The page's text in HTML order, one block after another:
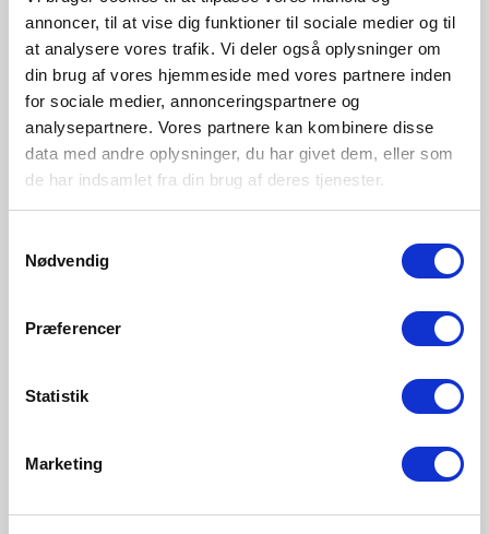
annoncer, til at vise dig funktioner til sociale medier og til
at analysere vores trafik. Vi deler også oplysninger om
din brug af vores hjemmeside med vores partnere inden
for sociale medier, annonceringspartnere og
analysepartnere. Vores partnere kan kombinere disse
data med andre oplysninger, du har givet dem, eller som
de har indsamlet fra din brug af deres tjenester.
Nødvendig
Præferencer
Statistik
Marketing
Nordlux
Varenummer 2418035003
DKK 499,95
Justina Solar | Væglampe |
Varenummer 2418071003